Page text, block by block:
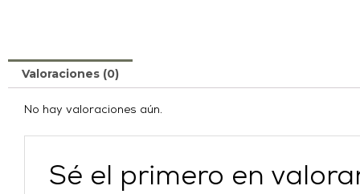
Valoraciones (0)
No hay valoraciones aún.
Sé el primero en valorar